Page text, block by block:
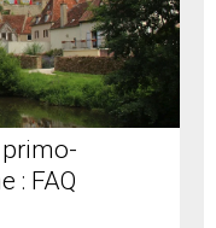
: FAQ